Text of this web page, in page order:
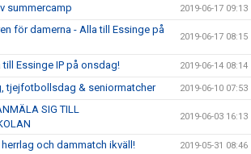
summercamp 2019-06-17 09:13
för damerna - Alla till Essinge på
2019-06-17 08:15
Essinge IP på onsdag! 2019-06-14 08:14
tjejfotbollsdag & seniormatcher 2019-06-10 07:53
SIG TILL
2019-06-03 16:13
och dammatch ikväll! 2019-05-31 08:46